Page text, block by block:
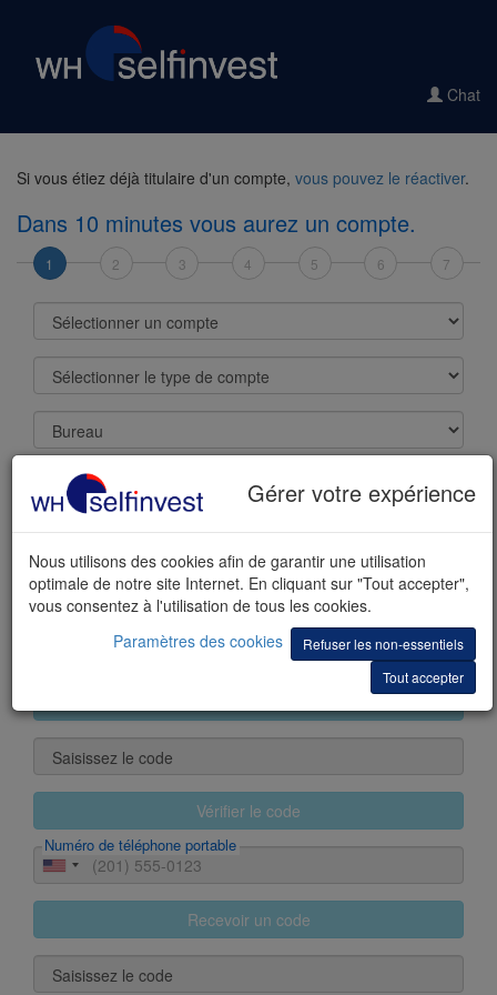
Chat
Si vous étiez déjà titulaire d'un compte, vous pouvez le réactiver.
Dans 10 minutes vous aurez un compte.
1 2 3 4 5 6 7
Sélectionner un compte
Sélectionner le type de compte
Bureau
Devise de base
Nom
Prénom(s)
Saisissez le code
Vérifier le code
Numéro de téléphone portable
Recevoir un code
Saisissez le code
Gérer votre expérience
Nous utilisons des cookies afin de garantir une utilisation
optimale de notre site Internet. En cliquant sur "Tout accepter",
vous consentez à l'utilisation de tous les cookies.
Paramètres des cookies
Refuser les non-essentiels
Tout accepter